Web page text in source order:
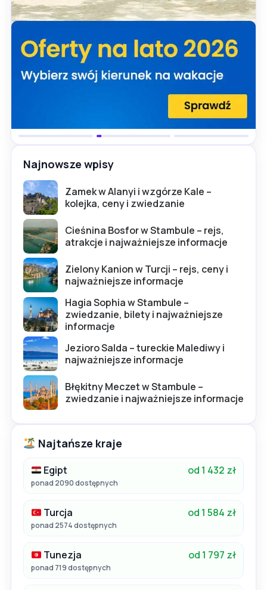
Najnowsze wpisy
Zamek w Alanyi i wzgórze Kale –
kolejka, ceny i zwiedzanie
Cieśnina Bosfor w Stambule – rejs,
atrakcje i najważniejsze informacje
Zielony Kanion w Turcji – rejs, ceny i
najważniejsze informacje
Hagia Sophia w Stambule –
zwiedzanie, bilety i najważniejsze
informacje
Jezioro Salda – tureckie Malediwy i
najważniejsze informacje
Błękitny Meczet w Stambule –
zwiedzanie i najważniejsze informacje
Najtańsze kraje
Egipt od 1 432 zł
ponad 2090 dostępnych
Turcja od 1 584 zł
ponad 2574 dostępnych
Tunezja od 1 797 zł
ponad 719 dostępnych